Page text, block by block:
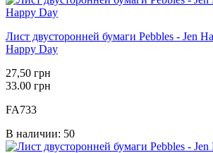
Лист двусторонней бумаги Pebbles - Jen
Happy Day
27,50 грн
33.00 грн
FA733
В наличии: 50